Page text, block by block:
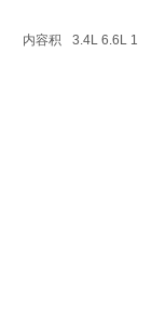
内容积
3.4L 6.6L 1